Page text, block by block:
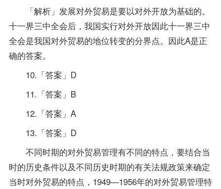
「解析」发展对外贸易是要以对外开放为基础的。
十一界三中全会后，我国实行对外开放因此十一界三中
全会是我国对外贸易的地位转变的分界点。因此A是正
确的答案。
10.「答案」D
11.「答案」B
12.「答案」A
13.「答案」D
不同时期的对外贸易管理有不同的特点，要结合当
时的历史条件以及不同历史时期的有关法规政策来确定
当时对外贸易的特点，1949—1956年的对外贸易管理特